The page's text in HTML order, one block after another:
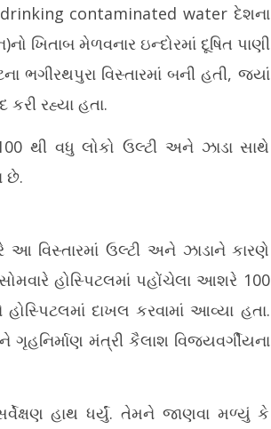
ગૃહ
મોદી રહેશે ઉપસ્થિત
December
31, 2025
contaminated water દેશના
ખિતાબ મેળવનાર ઇન્દોરમાં દૂષિત પાણી
વિસ્તારમાં બની હતી, જ્યાં
કરી રહ્યા હતા.
થી વધુ લોકો ઉલ્ટી અને ઝાડા સાથે
છે.
આ વિસ્તારમાં ઉલ્ટી અને ઝાડાને કારણે
હોસ્પિટલમાં પહોંચેલા આશરે 100
દાખલ કરવામાં આવ્યા હતા.
મંત્રી કૈલાશ વિજયવર્ગીયના
હાથ ધર્યું. તેમને જાણવા મળ્યું કે